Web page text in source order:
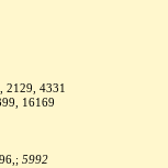
2129, 4331
16169
5992